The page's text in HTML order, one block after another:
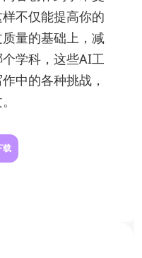
不仅能提高你的
量的基础上，减
学科，这些AI工
中的各种挑战，
载